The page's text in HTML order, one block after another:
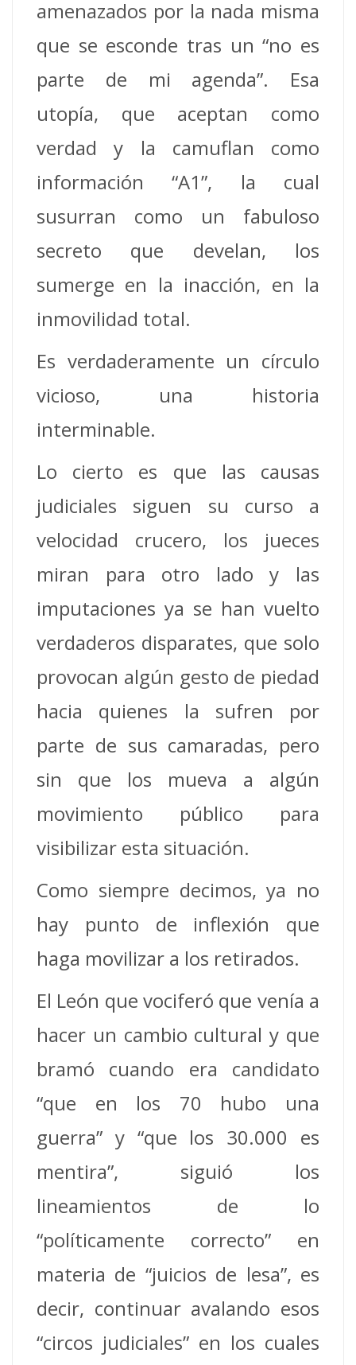
amenazados por la nada misma
que se esconde tras un “no es
parte de mi agenda”. Esa
utopía, que aceptan como
verdad y la camuflan como
información “A1”, la cual
susurran como un fabuloso
secreto que develan, los
sumerge en la inacción, en la
inmovilidad total.
Es verdaderamente un círculo
vicioso, una historia
interminable.
Lo cierto es que las causas
judiciales siguen su curso a
velocidad crucero, los jueces
miran para otro lado y las
imputaciones ya se han vuelto
verdaderos disparates, que solo
provocan algún gesto de piedad
hacia quienes la sufren por
parte de sus camaradas, pero
sin que los mueva a algún
movimiento público para
visibilizar esta situación.
Como siempre decimos, ya no
hay punto de inflexión que
haga movilizar a los retirados.
El León que vociferó que venía a
hacer un cambio cultural y que
bramó cuando era candidato
“que en los 70 hubo una
guerra” y “que los 30.000 es
mentira”, siguió los
lineamientos de lo
“políticamente correcto” en
materia de “juicios de lesa”, es
decir, continuar avalando esos
“circos judiciales” en los cuales